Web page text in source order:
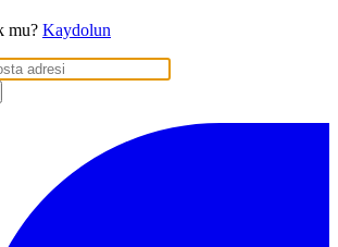
mu? Kaydolun